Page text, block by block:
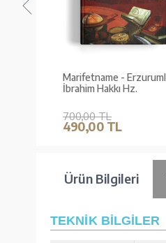
Marifetname - Erzurumlu
İbrahim Hakkı Hz.
700,00 TL
490,00 TL
Ürün Bilgileri
TEKNİK BİLGİLER